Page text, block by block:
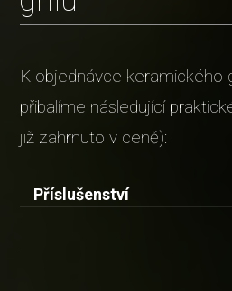
K objednávce keramického
přibalíme následující
již zahrnuto v ceně):
Příslušenství